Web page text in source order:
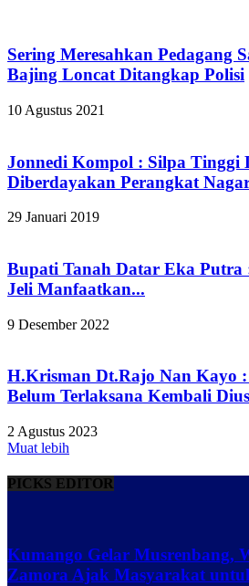
Sering Meresahkan Pedagang
Bajing Loncat Ditangkap Polisi
10 Agustus 2021
Jonnedi Kompol : Silpa Tinggi
Diberdayakan Perangkat
29 Januari 2019
Bupati Tanah Datar Eka Putra
Jeli Manfaatkan...
9 Desember 2022
H.Krisman Dt.Rajo Nan Kayo
Belum Terlaksana Kembali
2 Agustus 2023
Muat lebih
PICKS EDITOR
Kumango Gelar Musrenbang,
Zamora Ajak Masyarakat